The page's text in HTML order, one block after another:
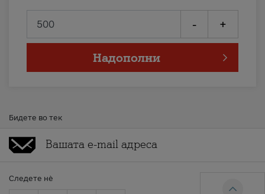
- +
Надополни
Бидете во тек
Следете нè